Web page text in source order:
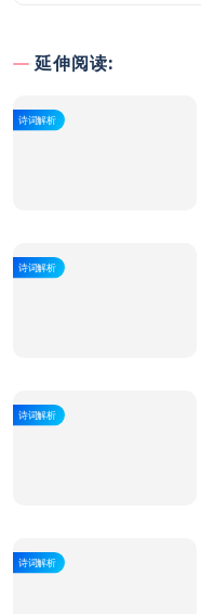
延伸阅读:
诗词解析
诗词解析
诗词解析
诗词解析